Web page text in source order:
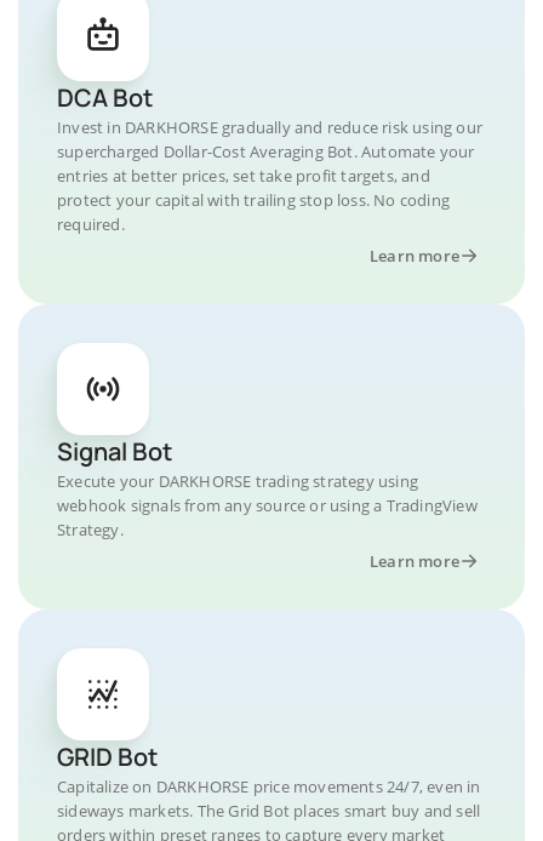
DCA Bot
Invest in DARKHORSE gradually and reduce risk using our
supercharged Dollar-Cost Averaging Bot. Automate your
entries at better prices, set take profit targets, and
protect your capital with trailing stop loss. No coding
required.
Learn more
Signal Bot
Execute your DARKHORSE trading strategy using
webhook signals from any source or using a TradingView
Strategy.
Learn more
GRID Bot
Capitalize on DARKHORSE price movements 24/7, even in
sideways markets. The Grid Bot places smart buy and sell
orders within preset ranges to capture every market